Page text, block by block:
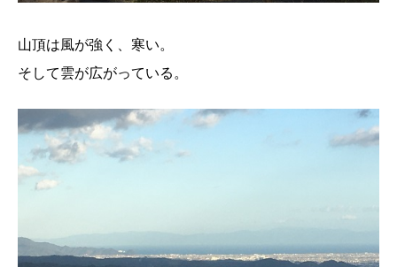
山頂は風が強く、寒い。
そして雲が広がっている。